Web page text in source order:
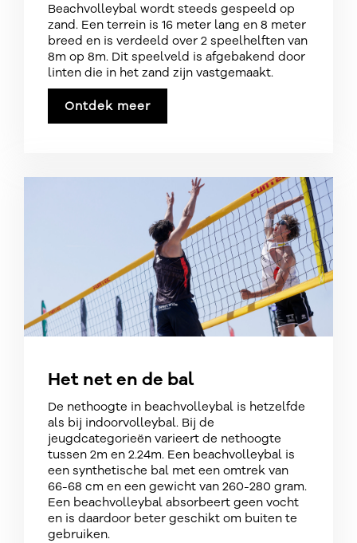
Beachvolleybal wordt steeds gespeeld op
zand. Een terrein is 16 meter lang en 8 meter
breed en is verdeeld over 2 speelhelften van
8m op 8m. Dit speelveld is afgebakend door
linten die in het zand zijn vastgemaakt.
Ontdek meer
Het net en de bal
De nethoogte in beachvolleybal is hetzelfde
als bij indoorvolleybal. Bij de
jeugdcategorieën​ varieert de nethoogte
tussen 2m en 2.24m.​ Een beachvolleybal is
een synthetische bal met een omtrek van
66-68 cm en een gewicht van 260-280 gram.
Een beachvolleybal absorbeert geen vocht
en is daardoor beter geschikt om buiten te
gebruiken.